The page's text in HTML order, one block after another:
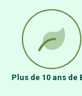
Plus de 10 ans de